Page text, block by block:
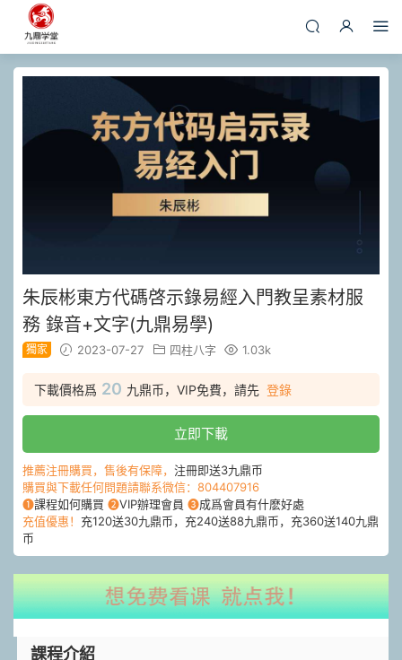
朱辰彬東方代碼啓示錄易經入門教呈素材服
務 錄音+文字(九鼎易學)
獨家 2023-07-27 四柱八字 1.03k
下載價格爲 20 九鼎币，VIP免費，請先 登錄
立即下載
推薦注冊購買，售後有保障， 注冊即送3九鼎币
購買與下載任何問題請聯系微信：804407916
❶課程如何購買 ❷VIP辦理會員 ❸成爲會員有什麽好處
充值優惠！ 充120送30九鼎币，充240送88九鼎币，充360送140九鼎
币
課程介紹